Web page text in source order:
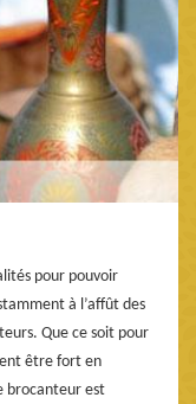
pour pouvoir
à l’affût des
Que ce soit pour
être fort en
brocanteur est